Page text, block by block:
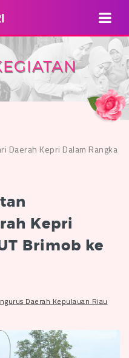
Daerah Kepri Dalam Rangka
Kepri
Brimob ke
Daerah Kepulauan Riau